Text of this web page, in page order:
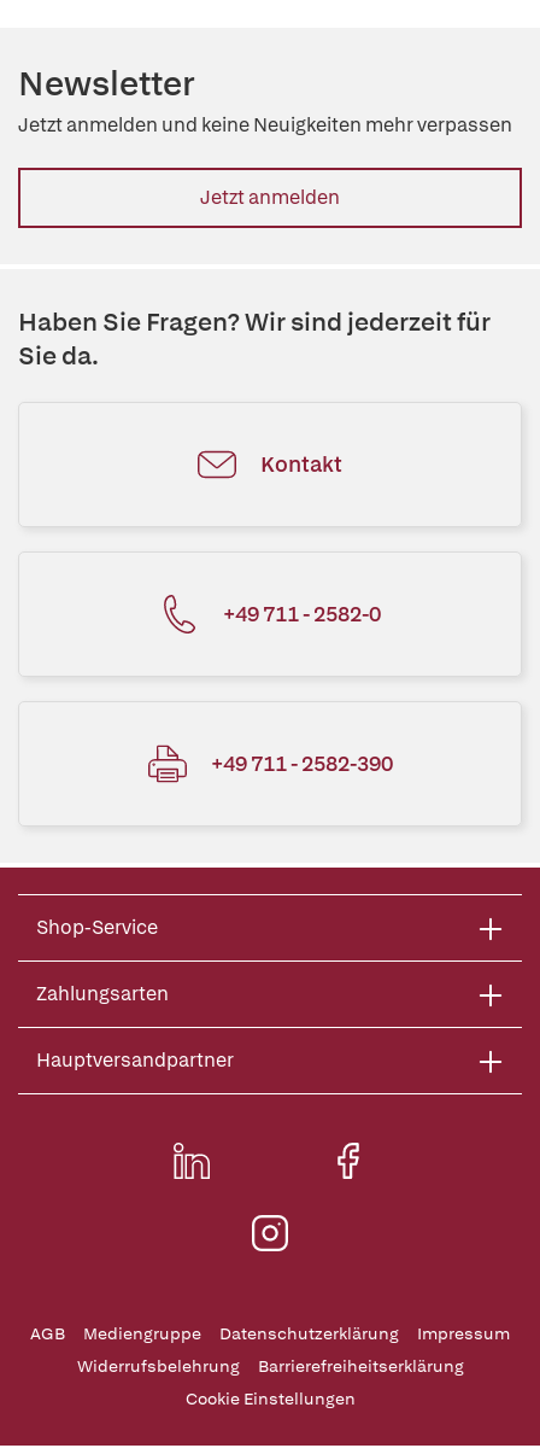
Newsletter
Jetzt anmelden und keine Neuigkeiten mehr verpassen
Jetzt anmelden
Haben Sie Fragen? Wir sind jederzeit für
Sie da.
Kontakt
+49 711 - 2582-0
+49 711 - 2582-390
Shop-Service
Zahlungsarten
Hauptversandpartner
AGB Mediengruppe Datenschutzerklärung
Impressum
Widerrufsbelehrung
Barrierefreiheitserklärung
Cookie Einstellungen